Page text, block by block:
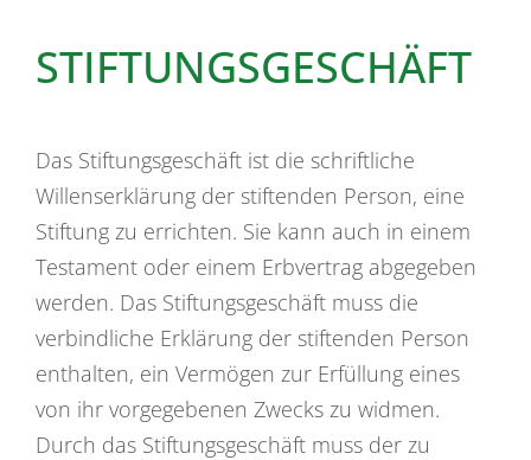
STIFTUNGSGESCHÄFT
Das Stiftungsgeschäft ist die schriftliche
Willenserklärung der stiftenden Person, eine
Stiftung zu errichten. Sie kann auch in einem
Testament oder einem Erbvertrag abgegeben
werden. Das Stiftungsgeschäft muss die
verbindliche Erklärung der stiftenden Person
enthalten, ein Vermögen zur Erfüllung eines
von ihr vorgegebenen Zwecks zu widmen.
Durch das Stiftungsgeschäft muss der zu